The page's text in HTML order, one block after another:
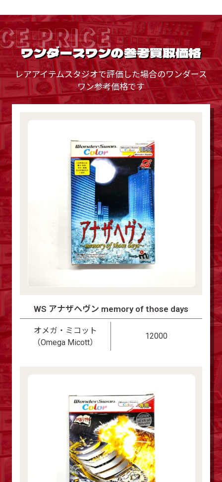
PRICE
ワンダースワンの参考買取価格
レアアイテムスタジオで評価した場合のワンダース
ワン参考価格です
WS アナザヘヴン memory of those days
オメガ・ミコット
（Omega Micott）
12000